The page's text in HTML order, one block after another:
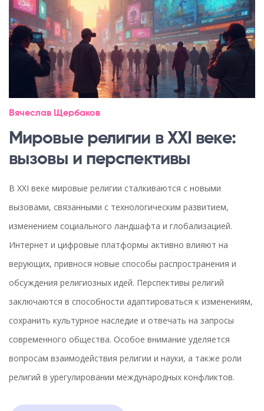
Вячеслав Щербаков
Мировые религии в XXI веке:
вызовы и перспективы
В XXI веке мировые религии сталкиваются с новыми
вызовами, связанными с технологическим развитием,
изменением социального ландшафта и глобализацией.
Интернет и цифровые платформы активно влияют на
верующих, привнося новые способы распространения и
обсуждения религиозных идей. Перспективы религий
заключаются в способности адаптироваться к изменениям,
сохранить культурное наследие и отвечать на запросы
современного общества. Особое внимание уделяется
вопросам взаимодействия религии и науки, а также роли
религий в урегулировании международных конфликтов.